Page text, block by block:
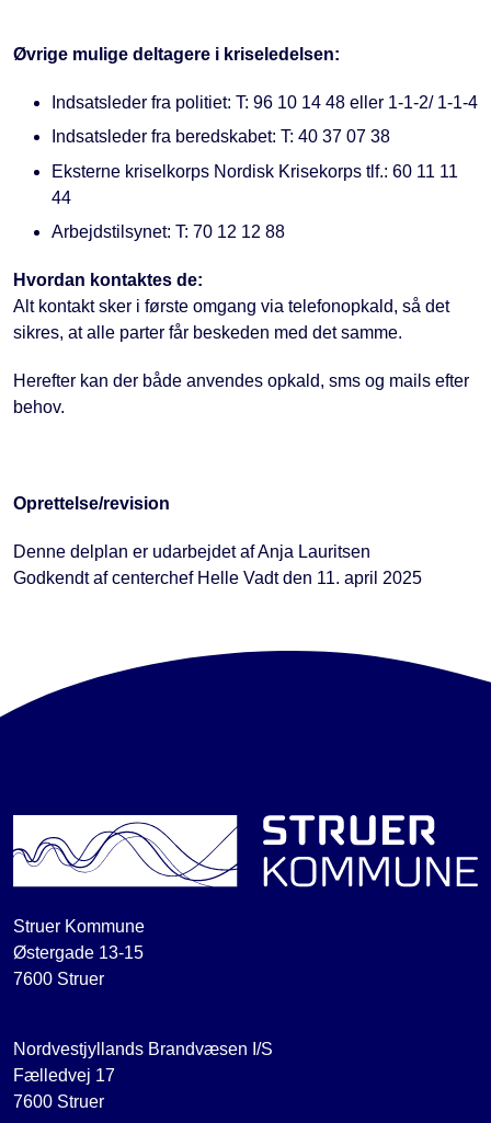
Øvrige mulige deltagere i kriseledelsen:
Indsatsleder fra politiet: T: 96 10 14 48 eller 1-1-2/ 1-1-4
Indsatsleder fra beredskabet: T: 40 37 07 38
Eksterne kriselkorps Nordisk Krisekorps tlf.: 60 11 11
44
Arbejdstilsynet: T: 70 12 12 88
Hvordan kontaktes de:
Alt kontakt sker i første omgang via telefonopkald, så det
sikres, at alle parter får beskeden med det samme.
Herefter kan der både anvendes opkald, sms og mails efter
behov.
Oprettelse/revision
Denne delplan er udarbejdet af Anja Lauritsen
Godkendt af centerchef Helle Vadt den 11. april 2025
Struer Kommune
Østergade 13-15
7600 Struer
Nordvestjyllands Brandvæsen I/S
Fælledvej 17
7600 Struer